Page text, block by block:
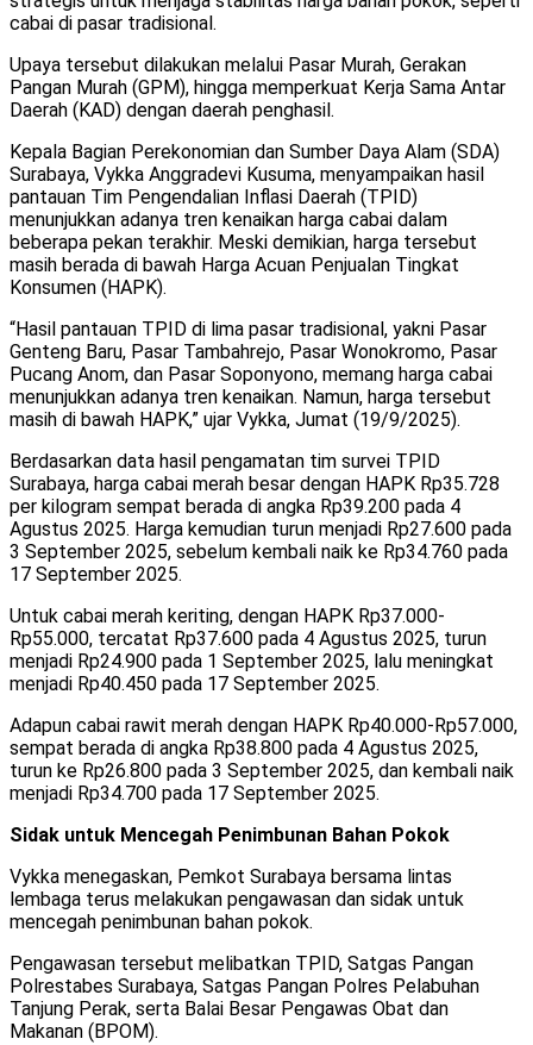
cabai di pasar tradisional.
Upaya tersebut dilakukan melalui Pasar Murah, Gerakan
Pangan Murah (GPM), hingga memperkuat Kerja Sama Antar
Daerah (KAD) dengan daerah penghasil.
Kepala Bagian Perekonomian dan Sumber Daya Alam (SDA)
Surabaya, Vykka Anggradevi Kusuma, menyampaikan hasil
pantauan Tim Pengendalian Inflasi Daerah (TPID)
menunjukkan adanya tren kenaikan harga cabai dalam
beberapa pekan terakhir. Meski demikian, harga tersebut
masih berada di bawah Harga Acuan Penjualan Tingkat
Konsumen (HAPK).
“Hasil pantauan TPID di lima pasar tradisional, yakni Pasar
Genteng Baru, Pasar Tambahrejo, Pasar Wonokromo, Pasar
Pucang Anom, dan Pasar Soponyono, memang harga cabai
menunjukkan adanya tren kenaikan. Namun, harga tersebut
masih di bawah HAPK,” ujar Vykka, Jumat (19/9/2025).
Berdasarkan data hasil pengamatan tim survei TPID
Surabaya, harga cabai merah besar dengan HAPK Rp35.728
per kilogram sempat berada di angka Rp39.200 pada 4
Agustus 2025. Harga kemudian turun menjadi Rp27.600 pada
3 September 2025, sebelum kembali naik ke Rp34.760 pada
17 September 2025.
Untuk cabai merah keriting, dengan HAPK Rp37.000-
Rp55.000, tercatat Rp37.600 pada 4 Agustus 2025, turun
menjadi Rp24.900 pada 1 September 2025, lalu meningkat
menjadi Rp40.450 pada 17 September 2025.
Adapun cabai rawit merah dengan HAPK Rp40.000-Rp57.000,
sempat berada di angka Rp38.800 pada 4 Agustus 2025,
turun ke Rp26.800 pada 3 September 2025, dan kembali naik
menjadi Rp34.700 pada 17 September 2025.
Sidak untuk Mencegah Penimbunan Bahan Pokok
Vykka menegaskan, Pemkot Surabaya bersama lintas
lembaga terus melakukan pengawasan dan sidak untuk
mencegah penimbunan bahan pokok.
Pengawasan tersebut melibatkan TPID, Satgas Pangan
Polrestabes Surabaya, Satgas Pangan Polres Pelabuhan
Tanjung Perak, serta Balai Besar Pengawas Obat dan
Makanan (BPOM).